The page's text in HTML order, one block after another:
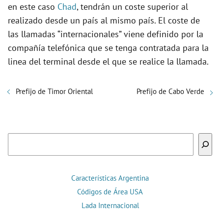
en este caso Chad, tendrán un coste superior al
realizado desde un país al mismo país. El coste de
las llamadas “internacionales” viene definido por la
compañía telefónica que se tenga contratada para la
linea del terminal desde el que se realice la llamada.
Prefijo de Timor Oriental Prefijo de Cabo Verde
Características Argentina
Códigos de Área USA
Lada Internacional